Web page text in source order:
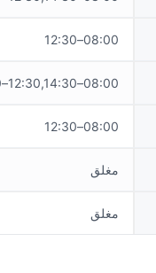
08:00–12:30
08:00–12:30,14:30–18:00
08:00–12:30
مغلق
مغلق